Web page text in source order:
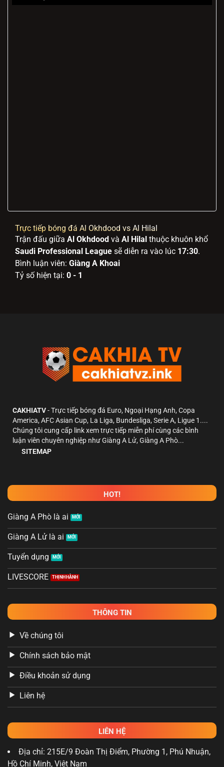
Trực tiếp bóng đá Al Okhdood vs Al Hilal
Trận đấu giữa Al Okhdood và Al Hilal thuộc khuôn khổ
Saudi Professional League sẽ diễn ra vào lúc 17:30.
Bình luận viên: Giàng A Khoai
Tỷ số hiện tại: 0 - 1
CAKHIATV- Trực tiếp bóng đá Euro, Ngoại Hạng Anh, Copa
America, AFC Asian Cup, La Liga, Bundesliga, Serie A, Ligue 1....
Chúng tôi cung cấp link xem trực tiếp miễn phí cùng các bình
luận viên chuyên nghiệp như Giàng A Lử, Giàng A Phò...
SITEMAP
HOT!
Giàng A Phò là ai
Giàng A Lử là ai
Tuyển dụng
LIVESCORE
THÔNG TIN
Về chúng tôi
Chính sách bảo mật
Điều khoản sử dụng
Liên hệ
LIÊN HỆ
Địa chỉ: 215E/9 Đoàn Thị Điểm, Phường 1, Phú Nhuận,
Hồ Chí Minh, Việt Nam